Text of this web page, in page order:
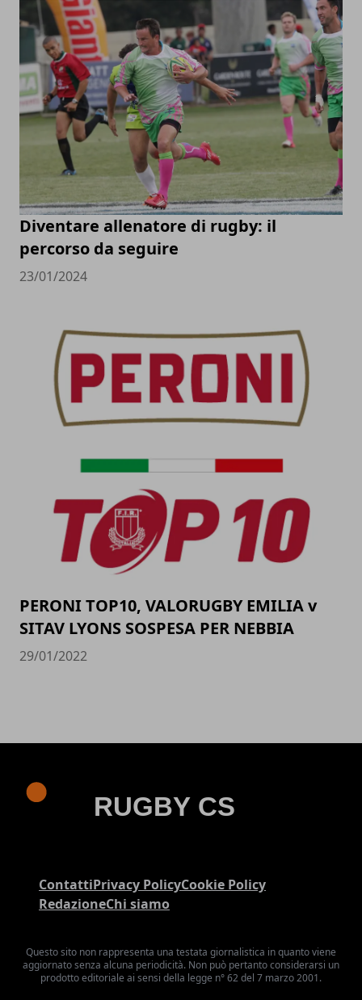
Diventare allenatore di rugby: il
percorso da seguire
23/01/2024
PERONI TOP10, VALORUGBY EMILIA v
SITAV LYONS SOSPESA PER NEBBIA
29/01/2022
ContattiPrivacy PolicyCookie Policy
RedazioneChi siamo
Questo sito non rappresenta una testata giornalistica in quanto viene
aggiornato senza alcuna periodicità. Non può pertanto considerarsi un
prodotto editoriale ai sensi della legge n° 62 del 7 marzo 2001.